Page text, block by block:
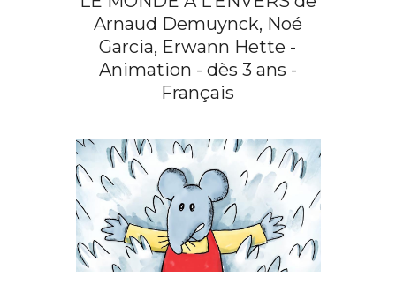
Arnaud Demuynck, Noé
Garcia, Erwann Hette -
Animation - dès 3 ans -
Français